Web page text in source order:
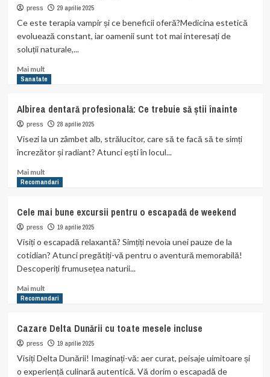
press 29 aprilie 2025
Ce este terapia vampir și ce beneficii oferă?Medicina estetică
evoluează constant, iar oamenii sunt tot mai interesați de
soluții naturale,...
Mai multRead
more
este
terapia
vampir
beneficii
oferă?
Sanatate
Albirea dentară profesională: Ce trebuie să știi înainte
press 28 aprilie 2025
Visezi la un zâmbet alb, strălucitor, care să te facă să te simți
încrezător și radiant? Atunci ești în locul...
Mai multRead
more
dentară
profesională:
Ce
trebuie
știi
Recomandari
Cele mai bune excursii pentru o escapadă de weekend
press 19 aprilie 2025
Visiți o escapadă relaxantă? Simțiți nevoia unei pauze de la
cotidian? Atunci pregătiți-vă pentru o aventură memorabilă!
Descoperiți frumusețea naturii...
Mai multRead
more
mai
bune
excursii
pentru
Recomandari
Cazare Delta Dunării cu toate mesele incluse
press 19 aprilie 2025
Visiți Delta Dunării! Imaginați-vă: aer curat, peisaje uimitoare și
o experiență culinară autentică. Vă dorim o escapadă de